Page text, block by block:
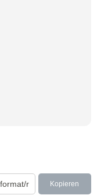
Kopieren